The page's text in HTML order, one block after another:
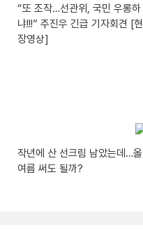
“또 조작…선관위, 국민 우롱하
냐!!!” 주진우 긴급 기자회견 [현
장영상]
작년에 산 선크림 남았는데…올
여름 써도 될까?